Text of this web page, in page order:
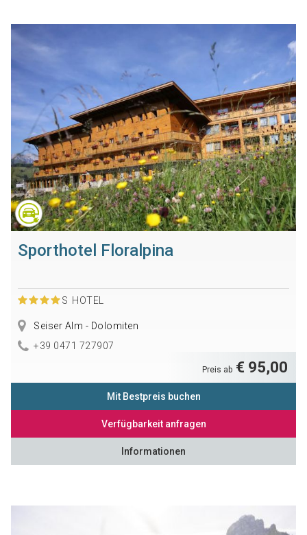
Sporthotel Floralpina
S HOTEL
Seiser Alm - Dolomiten
+39 0471 727907
Preis ab € 95,00
Mit Bestpreis buchen
Verfügbarkeit anfragen
Informationen